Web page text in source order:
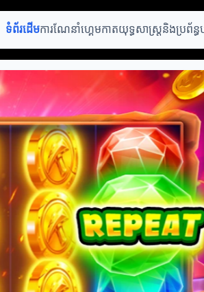
ទំព័រដើមការណែនាំហ្គេមកាតយុទ្ធសាស្ត្រនិងប្រព័ន្ធ